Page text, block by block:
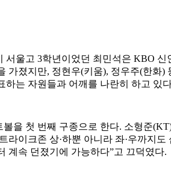
서울고 3학년이었던 최민석은 KBO
가졌지만, 정현우(키움), 정우주(한
하는 자원들과 어깨를 나란히 하고 있
을 첫 번째 구종으로 한다. 소형준
라이크존 상·하뿐 아니라 좌·우까지
계속 던졌기에 가능하다”고 끄덕였다.